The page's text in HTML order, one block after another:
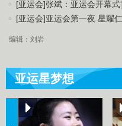
[亚运会]张斌：亚运会开幕式
[亚运会]亚运会第一夜 星耀
编辑：刘岩
亚运星梦想